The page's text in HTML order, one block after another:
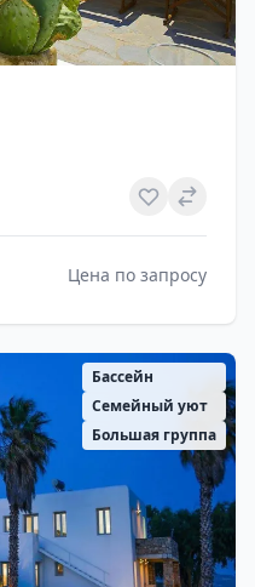
Цена по запросу
Бассейн
Семейный уют
Большая группа